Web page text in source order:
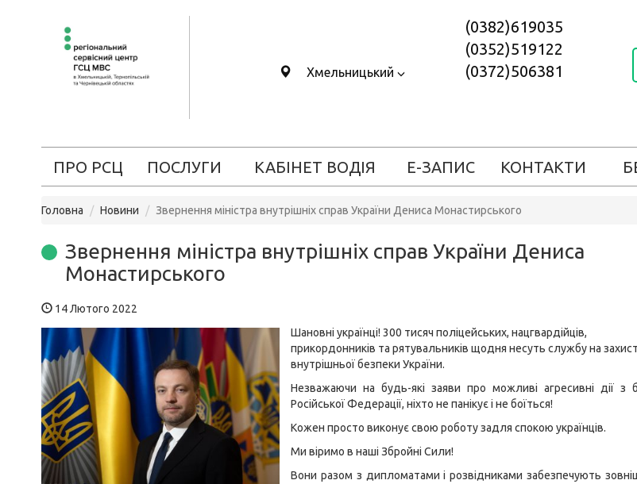
Хмельницький
(0382)619035
(0352)519122
(0372)506381
ПРО РСЦ ПОСЛУГИ КАБІНЕТ ВОДІЯ Е-ЗАПИС КОНТАКТИ
Головна Новини Звернення міністра внутрішніх справ України Дениса Монастирського
Звернення міністра внутрішніх справ України Дениса
Монастирського
14 Лютого 2022
Шановні українці! 300 тисяч поліцейських, нацгвардійців,
прикордонників та рятувальників щодня несуть службу на
внутрішньої безпеки України.
Незважаючи на будь-які заяви про можливі агресивні дії з
Російської Федерації, ніхто не панікує і не боїться!
Кожен просто виконує свою роботу задля спокою українців.
Ми віримо в наші Збройні Сили!
Вони разом з дипломатами і розвідниками забезпечують